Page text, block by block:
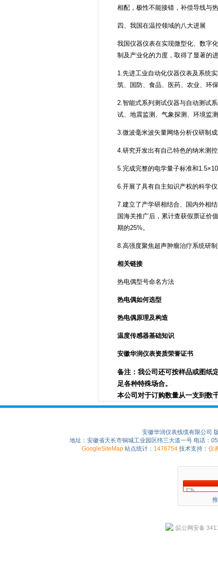
相配，极性不能接错，补偿导线与
四、我国在温控领域的八大进展
我国仪器仪表在实现微型化、数字
制及产业化的力度，取得了显著的
1.先进工业自动化仪器仪表及系统
筑、国防、食品、医药、农业、环
2.智能式系列测试仪器与自动测试
试、地震监测、气象探测、环境监
3.微波毫米波矢量网络分析仪研制
4.研究开发出有自己特色的纳米测
5.完成完整的电学量子标准和
6.开展了具有自主知识产权的科学
7.建立了产学研相结合、国内外相
国海关推广后，累计查获假票证价
期的25%。
8.高强度聚焦超声肿瘤治疗系统研
相关链接
热电偶型号命名方法
热电偶如何选型
热电偶原理及构造
温度传感器基础知识
安徽华润仪表资质荣誉证书
备注：我公司还可按样品或图纸
足各种特殊场合。
本公司对于订购数量从一支到数
安徽华润仪表线缆有限公司
地址：安徽省天长市铜城工业园区纬三大道一号 电话：
GoogleSiteMap 站点统计： 1476754 技术支持： 仪
皖公网安备